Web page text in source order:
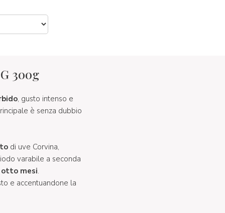
300g
, gusto intenso e
è senza dubbio
di uve Corvina,
varabile a seconda
mesi.
e accentuandone la